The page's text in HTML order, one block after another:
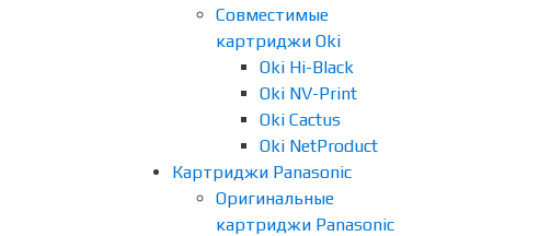
Совместимые
картриджи Oki
Oki Hi-Black
Oki NV-Print
Oki Cactus
Oki NetProduct
Картриджи Panasonic
Оригинальные
картриджи Panasonic